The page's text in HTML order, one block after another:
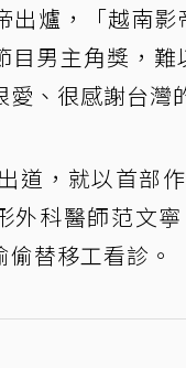
出爐，「越南影
目男主角獎，
愛、很感謝台灣
道，就以首部
外科醫師范文
替移工看診。